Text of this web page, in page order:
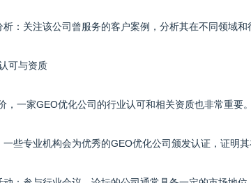
：关注该公司曾服务的客户案例，分析其在不同领域和
可与资质
，一家GEO优化公司的行业认可和相关资质也非常重要
些专业机构会为优秀的GEO优化公司颁发认证，证明其